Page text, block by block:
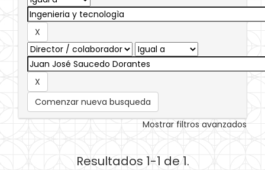
Comenzar nueva busqueda
Mostrar filtros avanzados
Resultados 1-1 de 1.